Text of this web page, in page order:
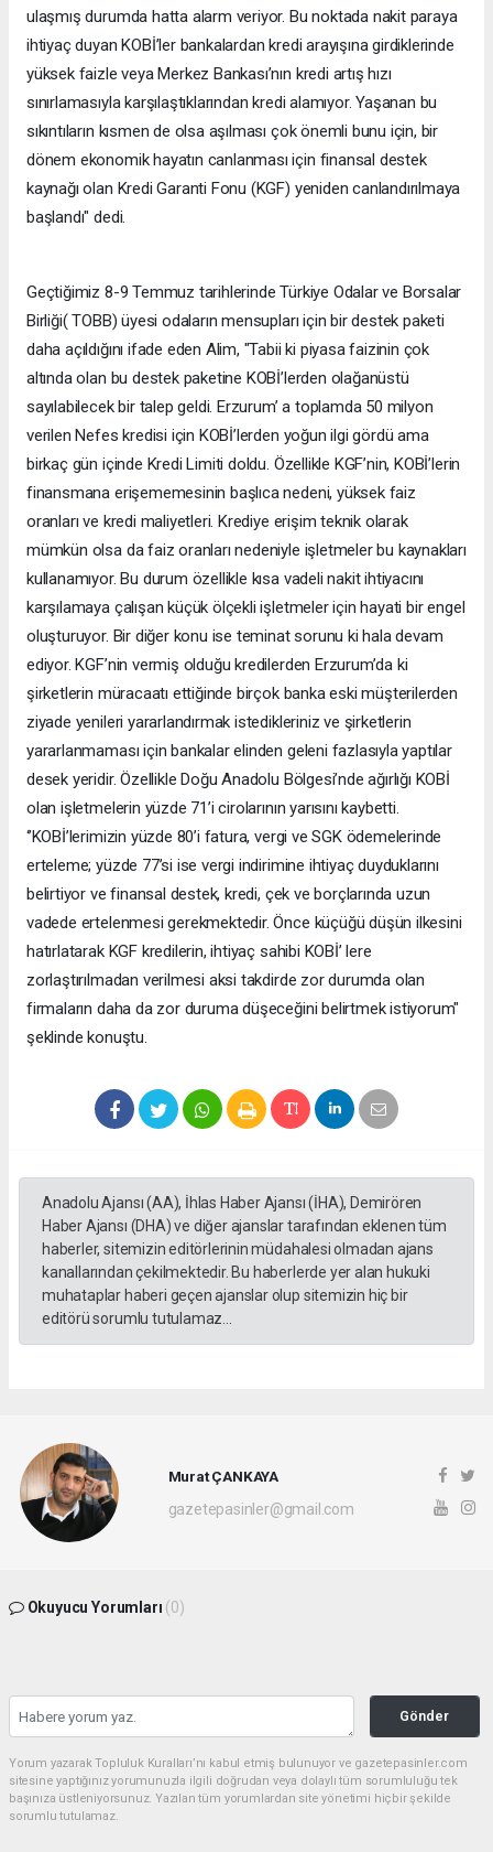
ulaşmış durumda hatta alarm veriyor. Bu noktada nakit paraya
ihtiyaç duyan KOBİ’ler bankalardan kredi arayışına girdiklerinde
yüksek faizle veya Merkez Bankası’nın kredi artış hızı
sınırlamasıyla karşılaştıklarından kredi alamıyor. Yaşanan bu
sıkıntıların kısmen de olsa aşılması çok önemli bunu için, bir
dönem ekonomik hayatın canlanması için finansal destek
kaynağı olan Kredi Garanti Fonu (KGF) yeniden canlandırılmaya
başlandı" dedi.
Geçtiğimiz 8-9 Temmuz tarihlerinde Türkiye Odalar ve Borsalar
Birliği( TOBB) üyesi odaların mensupları için bir destek paketi
daha açıldığını ifade eden Alim, "Tabii ki piyasa faizinin çok
altında olan bu destek paketine KOBİ’lerden olağanüstü
sayılabilecek bir talep geldi. Erzurum’ a toplamda 50 milyon
verilen Nefes kredisi için KOBİ’lerden yoğun ilgi gördü ama
birkaç gün içinde Kredi Limiti doldu. Özellikle KGF’nin, KOBİ’lerin
finansmana erişememesinin başlıca nedeni, yüksek faiz
oranları ve kredi maliyetleri. Krediye erişim teknik olarak
mümkün olsa da faiz oranları nedeniyle işletmeler bu kaynakları
kullanamıyor. Bu durum özellikle kısa vadeli nakit ihtiyacını
karşılamaya çalışan küçük ölçekli işletmeler için hayati bir engel
oluşturuyor. Bir diğer konu ise teminat sorunu ki hala devam
ediyor. KGF’nin vermiş olduğu kredilerden Erzurum’da ki
şirketlerin müracaatı ettiğinde birçok banka eski müşterilerden
ziyade yenileri yararlandırmak istedikleriniz ve şirketlerin
yararlanmaması için bankalar elinden geleni fazlasıyla yaptılar
desek yeridir. Özellikle Doğu Anadolu Bölgesi’nde ağırlığı KOBİ
olan işletmelerin yüzde 71’i cirolarının yarısını kaybetti.
‘’KOBİ’lerimizin yüzde 80’i fatura, vergi ve SGK ödemelerinde
erteleme; yüzde 77’si ise vergi indirimine ihtiyaç duyduklarını
belirtiyor ve finansal destek, kredi, çek ve borçlarında uzun
vadede ertelenmesi gerekmektedir. Önce küçüğü düşün ilkesini
hatırlatarak KGF kredilerin, ihtiyaç sahibi KOBİ’ lere
zorlaştırılmadan verilmesi aksi takdirde zor durumda olan
firmaların daha da zor duruma düşeceğini belirtmek istiyorum"
şeklinde konuştu.
Anadolu Ajansı (AA), İhlas Haber Ajansı (İHA), Demirören
Haber Ajansı (DHA) ve diğer ajanslar tarafından eklenen tüm
haberler, sitemizin editörlerinin müdahalesi olmadan ajans
kanallarından çekilmektedir. Bu haberlerde yer alan hukuki
muhataplar haberi geçen ajanslar olup sitemizin hiç bir
editörü sorumlu tutulamaz...
Murat ÇANKAYA
gazetepasinler@gmail.com
Okuyucu Yorumları (0)
Gönder
Yorum yazarak Topluluk Kuralları’nı kabul etmiş bulunuyor ve gazetepasinler.com
sitesine yaptığınız yorumunuzla ilgili doğrudan veya dolaylı tüm sorumluluğu tek
başınıza üstleniyorsunuz. Yazılan tüm yorumlardan site yönetimi hiçbir şekilde
sorumlu tutulamaz.